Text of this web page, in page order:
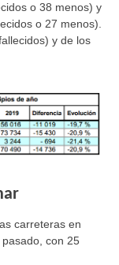
o 38 menos) y
o 27 menos).
y de los
carreteras en
con 25